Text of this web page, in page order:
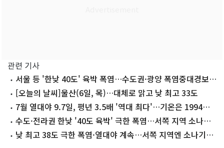
관련 기사
서울 등 '한낮 40도' 육박 폭염…수도권·광양 폭염중대경보
(종합)
[오늘의 날씨]울산(6일, 목)…대체로 맑고 낮 최고 33도
7월 열대야 9.7일, 평년 3.5배 '역대 최다'…기온은 1994년·
작년보다 ↓
수도·전라권 한낮 '40도 육박' 극한 폭염…서쪽 지역 소나기
(종합)
낮 최고 38도 극한 폭염·열대야 계속…서쪽 지역엔 소나기